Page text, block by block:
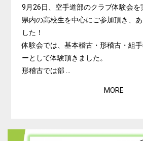
9月26日、空手道部のクラブ体験会を
県内の高校生を中心にご参加頂き、
した！
体験会では、基本稽古・形稽古・組
ーとして体験頂きました。
形稽古では部 ...
MORE